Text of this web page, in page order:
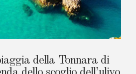
della Tonnara di